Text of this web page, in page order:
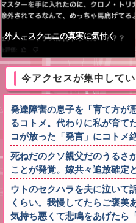
外人、スクエニの真実に気付く
今アクセスが集中してい
発達障害の息子を「育て方が
るコトメ。代わりに私が育て
コが放った「発言」にコト
死ねだのクソ親父だのうるさ
ことが発覚。嫁共々追放確定
ウトのセクハラを夫に泣いて
くらい。我慢してたらご褒美
気持ち悪くて悲鳴をあげたら